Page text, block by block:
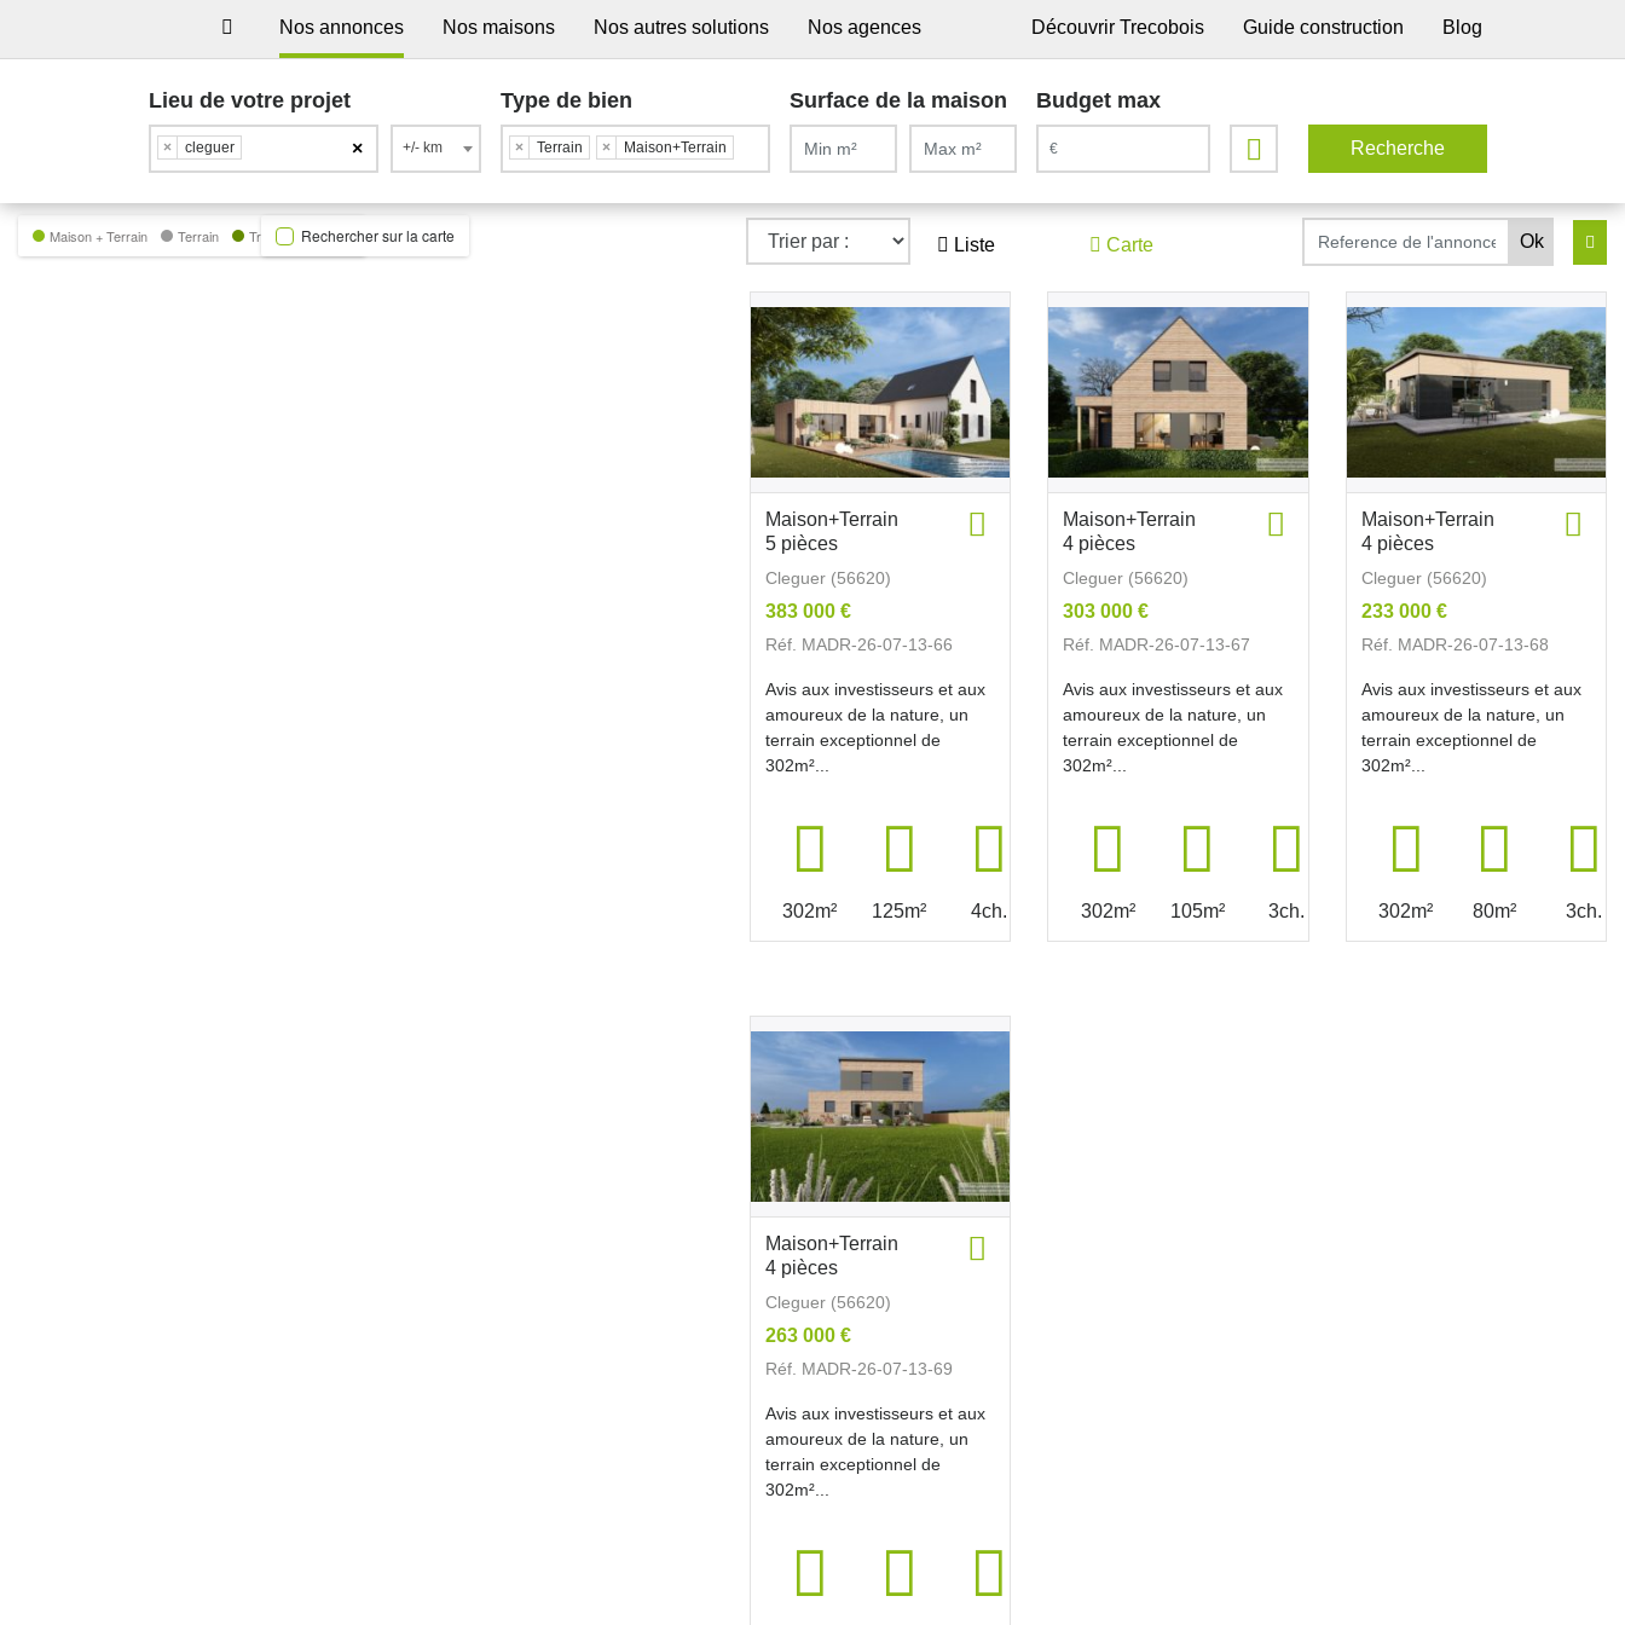
Nos annonces Nos maisons Nos autres solutions Nos agences Découvrir Trecobois Guide construction Blog
Lieu de votre projet
×
× cleguer +/- km
Type de bien
× Terrain × Maison+Terrain
Surface de la maison Budget max
Liste Carte
Maison + Terrain Terrain Trecobat GreenRechercher sur la carte
Maison+Terrain
5 pièces
Cleguer (56620)
383 000 €
Réf. MADR-26-07-13-66
Avis aux investisseurs et aux
amoureux de la nature, un
terrain exceptionnel de
302m²...
302m² 125m² 4ch.
Maison+Terrain
4 pièces
Cleguer (56620)
303 000 €
Réf. MADR-26-07-13-67
Avis aux investisseurs et aux
amoureux de la nature, un
terrain exceptionnel de
302m²...
302m² 105m² 3ch.
Maison+Terrain
4 pièces
Cleguer (56620)
233 000 €
Réf. MADR-26-07-13-68
Avis aux investisseurs et aux
amoureux de la nature, un
terrain exceptionnel de
302m²...
302m² 80m² 3ch.
Maison+Terrain
4 pièces
Cleguer (56620)
263 000 €
Réf. MADR-26-07-13-69
Avis aux investisseurs et aux
amoureux de la nature, un
terrain exceptionnel de
302m²...